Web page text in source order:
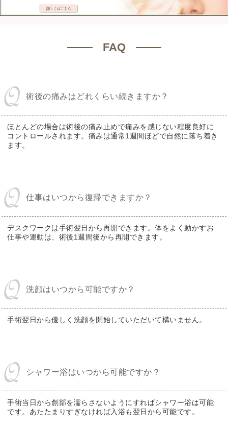
FAQ
術後の痛みはどれくらい続きますか？
ほとんどの場合は術後の痛み止めで痛みを感じない程度良好に
コントロールされます。痛みは通常1週間ほどで自然に落ち着き
ます。
仕事はいつから復帰できますか？
デスクワークは手術翌日から再開できます。体をよく動かすお
仕事や運動は、術後1週間後から再開できます。
洗顔はいつから可能ですか？
手術翌日から優しく洗顔を開始していただいて構いません。
シャワー浴はいつから可能ですか？
手術当日から創部を濡らさないようにすればシャワー浴は可能
です。あたたまりすぎなければ入浴も翌日から可能です。